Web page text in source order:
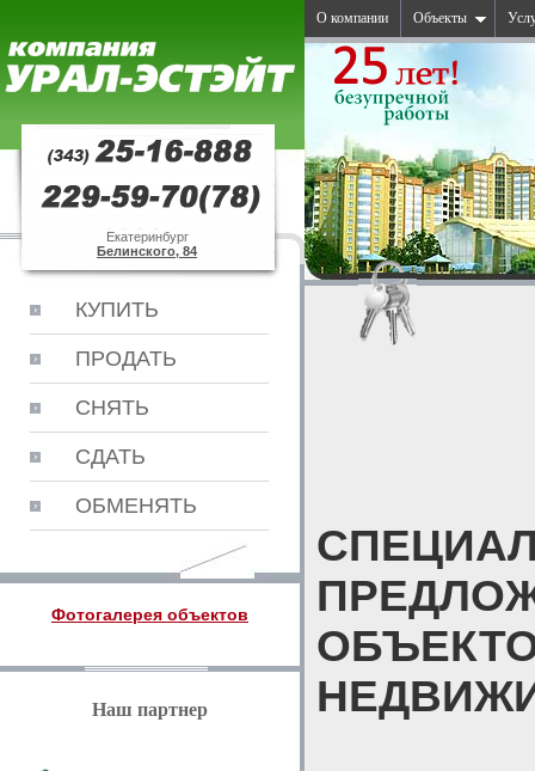
Екатеринбург
Белинского, 84
КУПИТЬ
ПРОДАТЬ
СНЯТЬ
СДАТЬ
ОБМЕНЯТЬ
Фотогалерея объектов
Наш партнер
О компании Объекты